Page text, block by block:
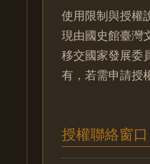
使用限制與授權
現由國史館臺灣
移交國家發展委
有，若需申請授
授權聯絡窗口